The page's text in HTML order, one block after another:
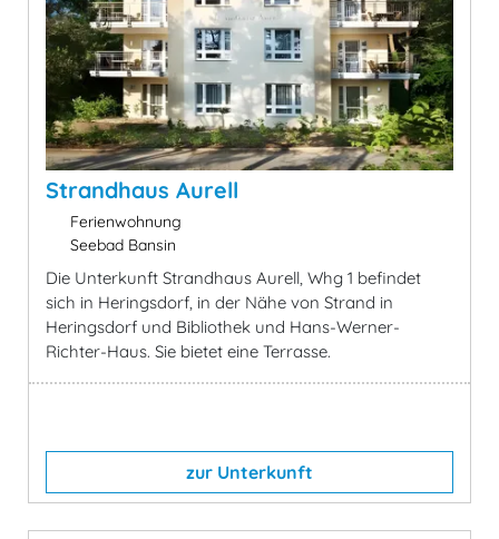
Strandhaus Aurell
Ferienwohnung
Seebad Bansin
Die Unterkunft Strandhaus Aurell, Whg 1 befindet
sich in Heringsdorf, in der Nähe von Strand in
Heringsdorf und Bibliothek und Hans-Werner-
Richter-Haus. Sie bietet eine Terrasse.
zur Unterkunft